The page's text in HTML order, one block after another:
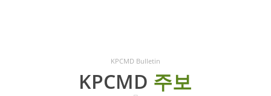
KPCMD Bulletin
KPCMD 주보